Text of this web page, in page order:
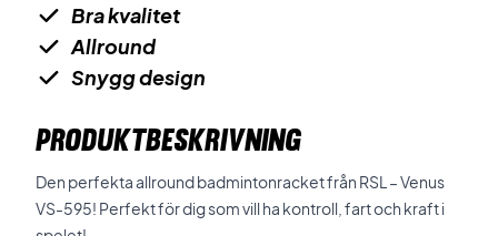
Bra kvalitet
Allround
Snygg design
PRODUKTBESKRIVNING
Den perfekta allround badmintonracket från RSL – Venus
VS-595! Perfekt för dig som vill ha kontroll, fart och kraft i